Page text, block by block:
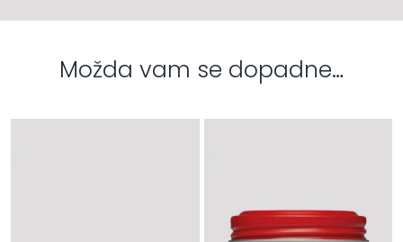
Možda vam se dopadne…